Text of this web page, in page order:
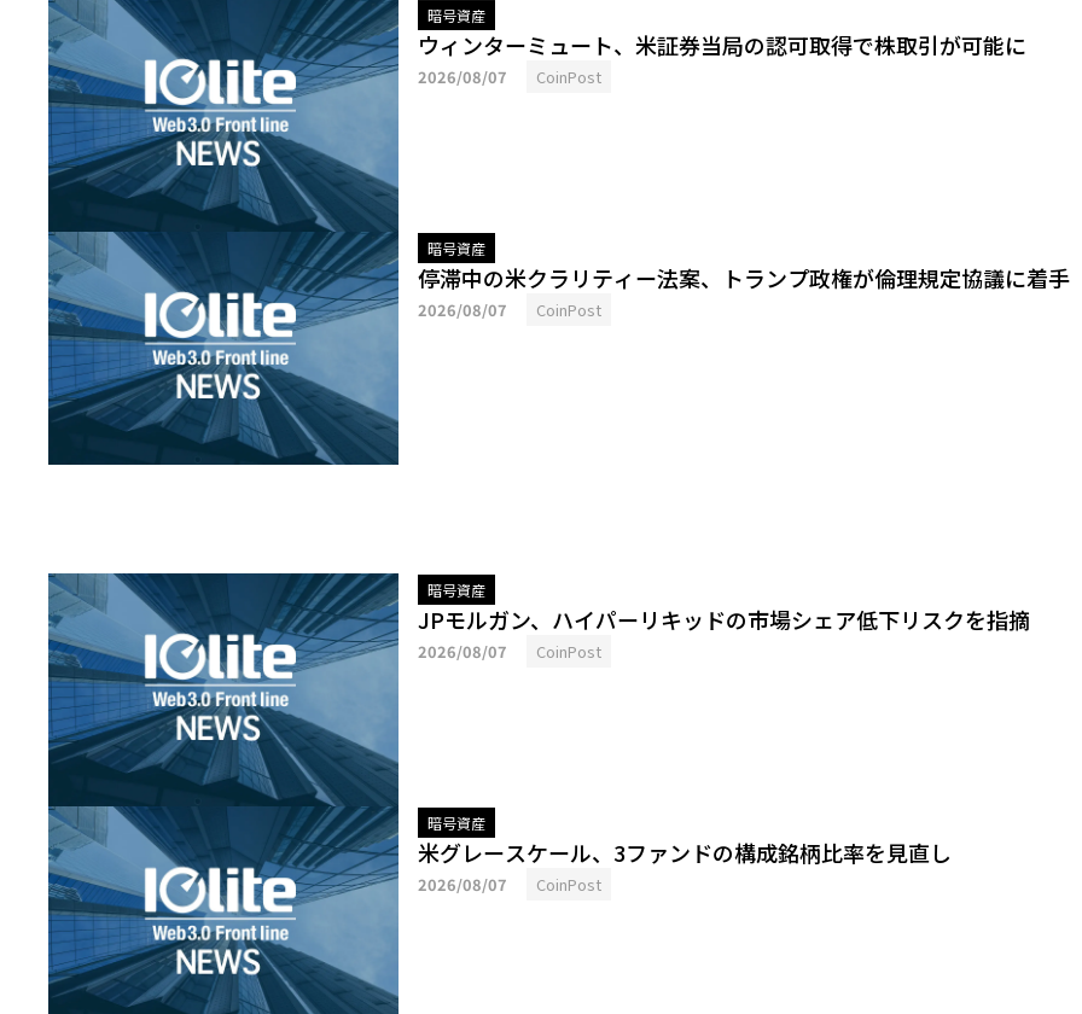
暗号資産
ウィンターミュート、米証券当局の認可取得で株取引が可能に
2026/08/07 CoinPost
暗号資産
停滞中の米クラリティー法案、トランプ政権が倫理規定協議に着手
2026/08/07 CoinPost
暗号資産
JPモルガン、ハイパーリキッドの市場シェア低下リスクを指摘
2026/08/07 CoinPost
暗号資産
米グレースケール、3ファンドの構成銘柄比率を見直し
2026/08/07 CoinPost